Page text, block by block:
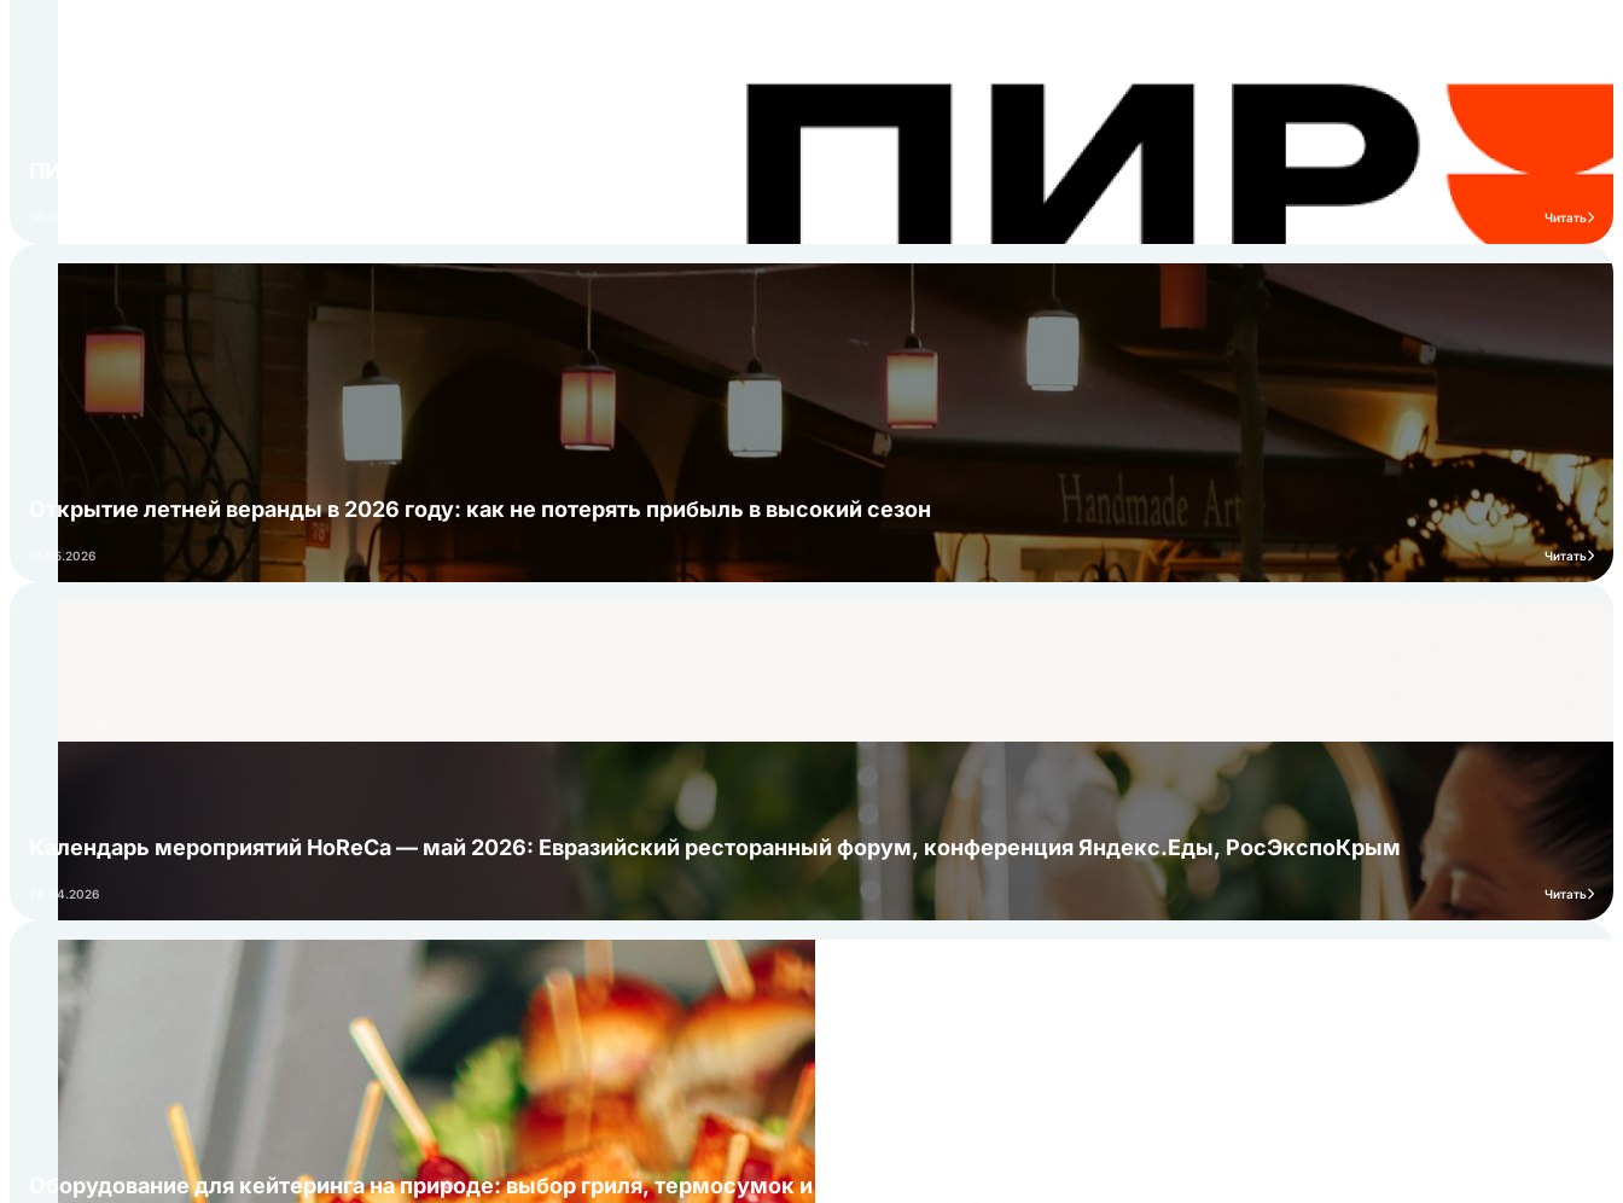
подходит для ресторанов, кафе,
столовых и пищевых производств
любого масштаба. Ознакомьтесь с
ассортиментом бренда KAYMAN и
подберите профессиональные решения
для вашей кухни HoReCa.
Читать
Открытие летней веранды в 2026 году: как не потерять прибыль в высокий сезон
01.05.2026 Читать
Календарь мероприятий HoReCa — май 2026: Евразийский ресторанный форум, конференция Яндекс.Еды, РосЭкспоКрым
24.04.2026 Читать
Оборудование для кейтеринга на природе: выбор гриля, термосумок и посуды для выездных мероприятий